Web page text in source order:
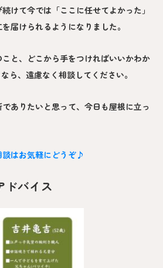
けて今では「ここに任せてよかった」
届けられるようになりました。
と、どこから手をつければいいかわか
ら、遠慮なく相談してください。
ありたいと思って、今日も屋根に立っ
はお気軽にどうぞ♪
ドバイス